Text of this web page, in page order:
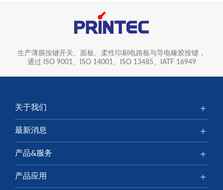
生产薄膜按键开关、面板、柔性印刷电路板与导电橡胶按键，
通过 ISO 9001、ISO 14001、ISO 13485、IATF 16949
关于我们
最新消息
产品&服务
产品应用